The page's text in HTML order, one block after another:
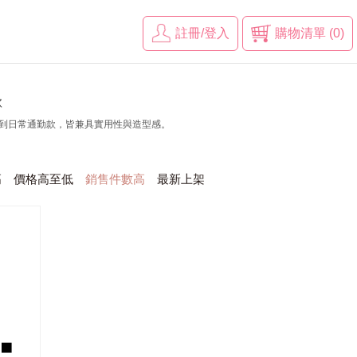
購物清單 (0)
註冊/登入
常通勤款，皆兼具實用性與造型感。
價格高至低 銷售件數高 最新上架